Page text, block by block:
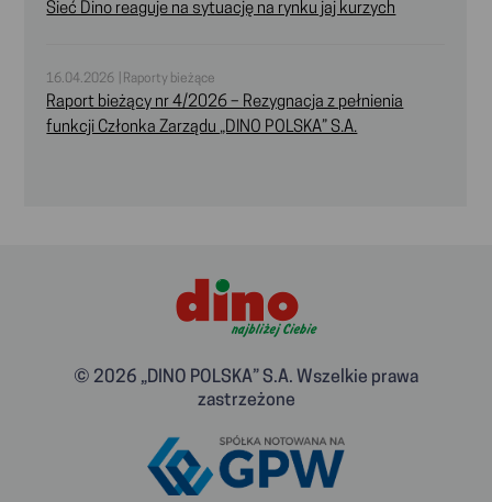
Sieć Dino reaguje na sytuację na rynku jaj kurzych
16.04.2026 | Raporty bieżące
Raport bieżący nr 4/2026 – Rezygnacja z pełnienia
funkcji Członka Zarządu „DINO POLSKA” S.A.
© 2026 „DINO POLSKA” S.A. Wszelkie prawa
zastrzeżone